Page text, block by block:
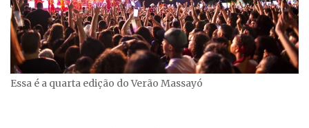
Essa é a quarta edição do Verão Massayó